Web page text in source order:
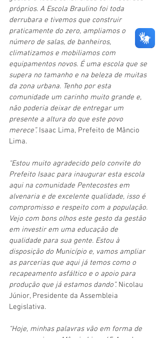
próprios. A Escola Braulino foi toda
derrubara e tivemos que construir
praticamente do zero, ampliamos o
número de salas, de banheiros,
climatizamos e mobiliamos com
equipamentos novos. É uma escola que se
supera no tamanho e na beleza de muitas
da zona urbana. Tenho por esta
comunidade um carinho muito grande e,
não poderia deixar de entregar um
presente a altura do que este povo
merece”. Isaac Lima, Prefeito de Mâncio
Lima.
“Estou muito agradecido pelo convite do
Prefeito Isaac para inaugurar esta escola
aqui na comunidade Pentecostes em
alvenaria e de excelente qualidade, isso é
compromisso e respeito com a população.
Vejo com bons olhos este gesto da gestão
em investir em uma educação de
qualidade para sua gente. Estou à
disposição do Município e, vamos ampliar
as parcerias que aqui já temos como o
recapeamento asfáltico e o apoio para
produção que já estamos dando”. Nicolau
Júnior, Presidente da Assembleia
Legislativa.
“Hoje, minhas palavras vão em forma de